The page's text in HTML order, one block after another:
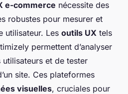
e-commerce nécessite des
robustes pour mesurer et
utilisateur. Les outils UX tels
permettent d’analyser
et de tester
site. Ces plateformes
visuelles, cruciales pour